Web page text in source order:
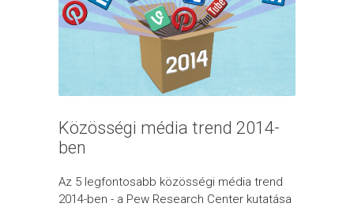
Közösségi média trend 2014-
ben
Az 5 legfontosabb közösségi média trend
2014-ben - a Pew Research Center kutatása